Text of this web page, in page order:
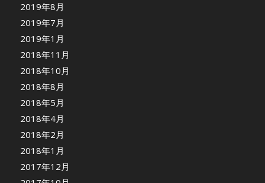
2019年8月
2019年7月
2019年1月
2018年11月
2018年10月
2018年8月
2018年5月
2018年4月
2018年2月
2018年1月
2017年12月